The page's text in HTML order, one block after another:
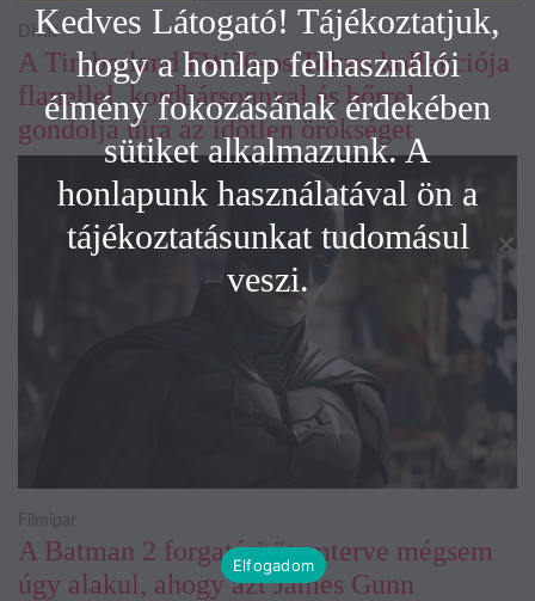
A Timberland FW26-os Tokyo kollekciója
flanellel, kordbársonnyal és bőrrel
gondolja újra az időtlen örökséget
Divat
A Batman 2 forgatási ütemterve mégsem
úgy alakul, ahogy azt James Gunn
Filmipar
Kedves Látogató! Tájékoztatjuk,
hogy a honlap felhasználói
élmény fokozásának érdekében
sütiket alkalmazunk. A
honlapunk használatával ön a
tájékoztatásunkat tudomásul
veszi.
Elfogadom